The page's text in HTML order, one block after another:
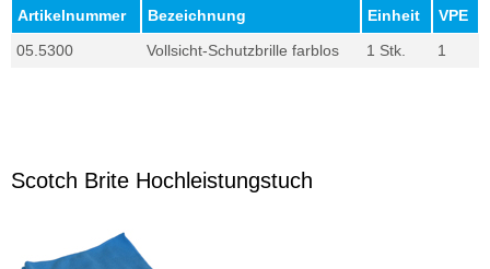
Artikelnummer Bezeichnung Einheit
VPE
05.5300
Vollsicht-Schutzbrille farblos 1 Stk. 1
Scotch Brite Hochleistungstuch